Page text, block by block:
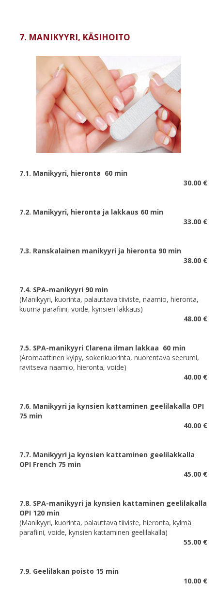
7. MANIKYYRI, KÄSIHOITO
7.1. Manikyyri, hieronta 60 min
30.00 €
7.2. Manikyyri, hieronta ja lakkaus 60 min
33.00 €
7.3. Ranskalainen manikyyri ja hieronta 90 min
38.00 €
7.4. SPA-manikyyri 90 min
(Manikyyri, kuorinta, palauttava tiiviste, naamio, hieronta,
kuuma parafiini, voide, kynsien lakkaus)
48.00 €
7.5. SPA-manikyyri Clarena ilman lakkaa 60 min
(Aromaattinen kylpy, sokerikuorinta, nuorentava seerumi,
ravitseva naamio, hieronta, voide)
40.00 €
7.6. Manikyyri ja kynsien kattaminen geelilakalla OPI
75 min
40.00 €
7.7. Manikyyri ja kynsien kattaminen geelilakkalla
OPI French 75 min
45.00 €
7.8. SPA-manikyyri ja kynsien kattaminen geelilakalla
OPI 120 min
(Manikyyri, kuorinta, palauttava tiiviste, hieronta, kylmä
parafiini, voide, kynsien kattaminen geelilakalla)
55.00 €
7.9. Geelilakan poisto 15 min
10.00 €